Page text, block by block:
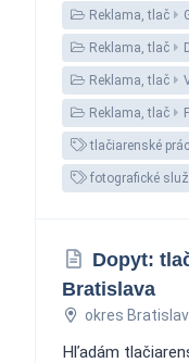
Reklama, tlač
Reklama, tlač
Reklama, tlač
Reklama, tlač
tlačiarenské
fotografické
Dopyt:
Bratislava
okres
Hľadám